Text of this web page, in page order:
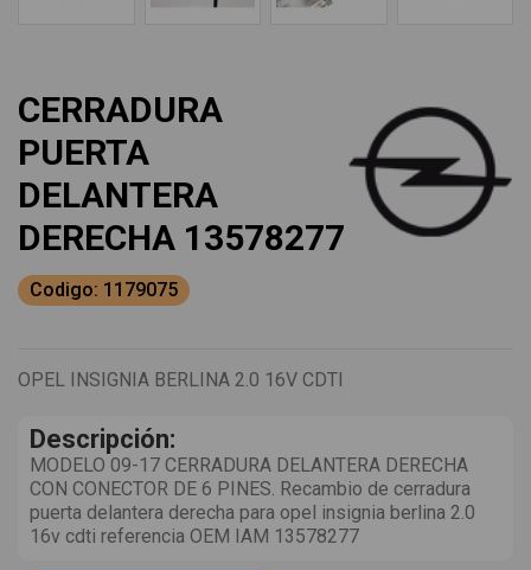
CERRADURA
PUERTA
DELANTERA
DERECHA 13578277
Codigo: 1179075
OPEL INSIGNIA BERLINA 2.0 16V CDTI
Descripción:
MODELO 09-17 CERRADURA DELANTERA DERECHA
CON CONECTOR DE 6 PINES. Recambio de cerradura
puerta delantera derecha para opel insignia berlina 2.0
16v cdti referencia OEM IAM 13578277